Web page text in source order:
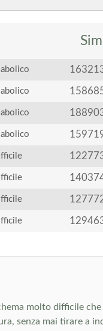
molto difficile
senza mai tirare